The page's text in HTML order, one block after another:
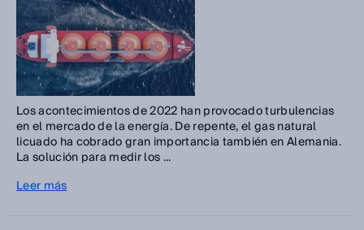
Los acontecimientos de 2022 han provocado turbulencias
en el mercado de la energía. De repente, el gas natural
licuado ha cobrado gran importancia también en Alemania.
La solución para medir los ...
Leer más